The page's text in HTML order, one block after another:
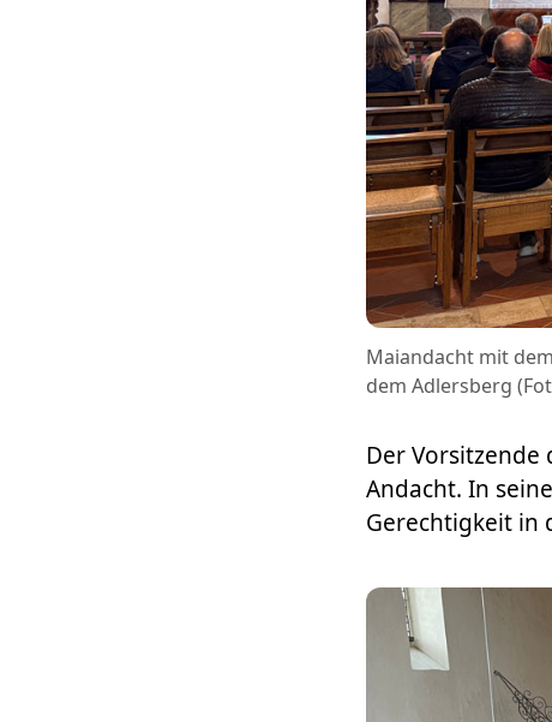
Maiandacht mit
dem Adlersberg
Der Vorsitzende
Andacht. In
Gerechtigkeit in